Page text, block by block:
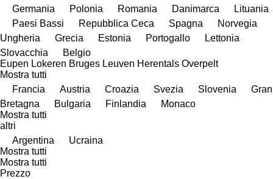
Germania
Polonia Romania Danimarca
Lituania
Paesi Bassi
Repubblica Ceca Spagna
Norvegia
Ungheria
Grecia Estonia Portogallo
Lettonia
Slovacchia
Belgio
Eupen Lokeren Bruges Leuven Herentals Overpelt
Mostra tutti
Francia
Austria Croazia Svezia Slovenia
Gran
Bretagna
Bulgaria Finlandia
Monaco
Mostra tutti
altri
Argentina
Ucraina
Mostra tutti
Mostra tutti
Prezzo